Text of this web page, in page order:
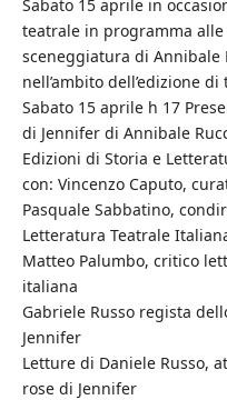
Sabato 15 aprile in
teatrale in programma
sceneggiatura di Annibale
nell’ambito dell’edizione
Sabato 15 aprile h 17
di Jennifer di Annibale
Edizioni di Storia e
con: Vincenzo Caputo,
Pasquale Sabbatino,
Letteratura Teatrale
Matteo Palumbo, critico
italiana
Gabriele Russo regista
Jennifer
Letture di Daniele Russo,
rose di Jennifer